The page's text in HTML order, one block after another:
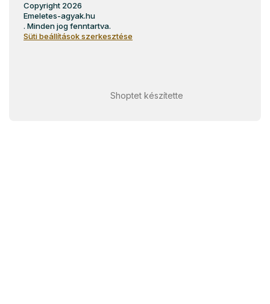
Shoptet készítette
Copyright 2026
Emeletes-agyak.hu
. Minden jog fenntartva.
Süti beállítások szerkesztése